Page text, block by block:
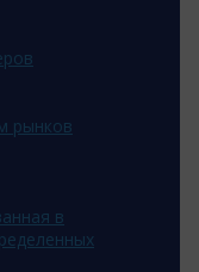
рынков
в